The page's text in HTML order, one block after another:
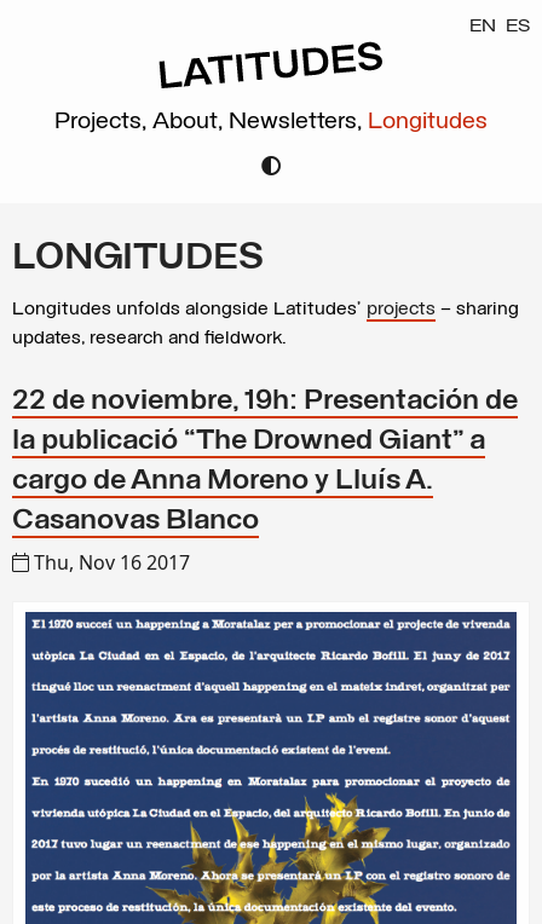
EN ES
Projects, About, Newsletters, Longitudes
LONGITUDES
Longitudes unfolds alongside Latitudes’ projects – sharing
updates, research and fieldwork.
22 de noviembre, 19h: Presentación de
la publicació “The Drowned Giant” a
cargo de Anna Moreno y Lluís A.
Casanovas Blanco
Thu, Nov 16 2017